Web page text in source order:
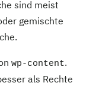
sind meist
gemischte
wp-content.
als Rechte